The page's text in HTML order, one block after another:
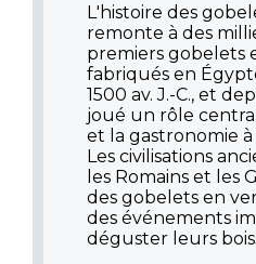
L'histoire des
remonte à des
premiers gobelets
fabriqués en
1500 av. J.-C., et
joué un rôle
et la gastronomie
Les civilisations
les Romains et les
des gobelets en
des événements
déguster leurs